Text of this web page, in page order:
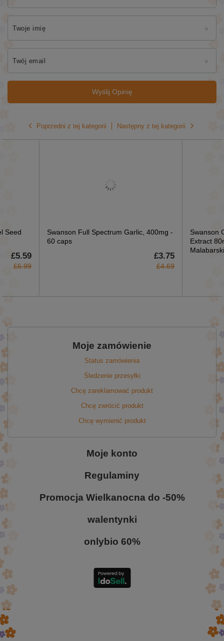
Twoje imię
Twój email
Wyślij Opinię
Poprzedni z tej kategorii
Seed
£5.59
£6.99
Swanson Full Spectrum Garlic, 400mg -
60 caps
£3.75
£4.69
Swanson
Extract
Następny z tej kategorii
Moje zamówienie
Status zamówienia
Śledzenie przesyłki
Chcę zareklamować produkt
Chcę zwrócić produkt
Chcę wymienić produkt
Moje konto
Regulaminy
Promocja Wielkanocna do -50%
walentynki
onlybio 60%